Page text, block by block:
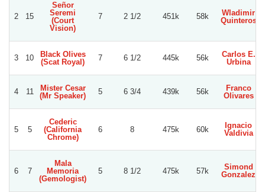
2 15
Señor
Seremi
(Court
Vision)
7 2 1/2 451k 58k
Wladimir
Quinteros
3 10
Black Olives
(Scat Royal)
7 6 1/2 445k 56k
Carlos E.
Urbina
4 11
Mister Cesar
(Mr Speaker)
5 6 3/4 439k 56k
Franco
Olivares
5 5
Cederic
(California
Chrome)
6 8 475k 60k
Ignacio
Valdivia
6 7
Mala
Memoria
(Gemologist)
5 8 1/2 475k 57k
Simond
Gonzalez